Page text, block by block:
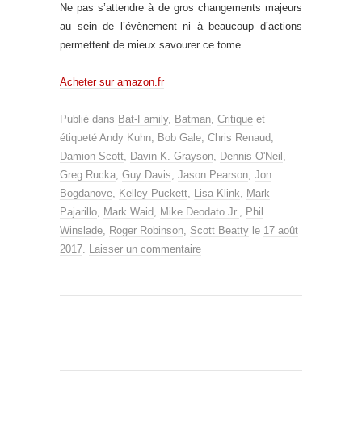
Ne pas s’attendre à de gros changements majeurs
au sein de l’évènement ni à beaucoup d’actions
permettent de mieux savourer ce tome.
Acheter sur amazon.fr
Publié dans Bat-Family, Batman Critique et
étiqueté Andy Kuhn Bob Gale Chris Renaud
Damion Scott
Davin K. Grayson Dennis O'Neil
Greg Rucka Guy Davis Jason Pearson Jon
Bogdanove
Kelley Puckett Lisa Klink
Mark
Pajarillo
Mark Waid Mike Deodato Jr.
Phil
Winslade
Roger Robinson Scott Beatty le 17 août
2017
Laisser un commentaire